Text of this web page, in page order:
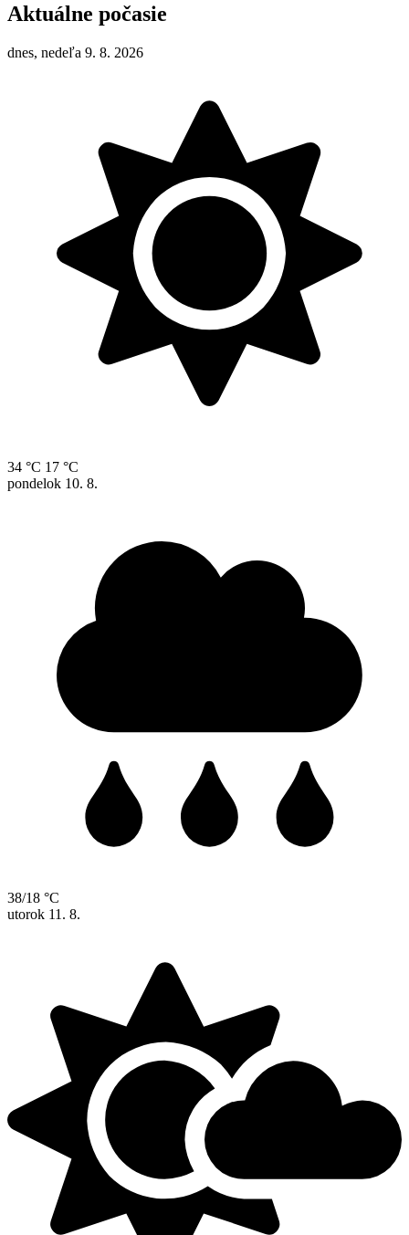
Aktuálne počasie
dnes, nedeľa 9. 8. 2026
34 °C 17 °C
pondelok 10. 8.
38/18 °C
utorok 11. 8.